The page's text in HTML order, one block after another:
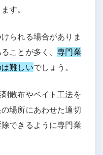
す。
られる場合がありま
ことが多く、専門業
難しいでしょう。
散布やベイト工法を
場所にあわせた適切
できるように専門業